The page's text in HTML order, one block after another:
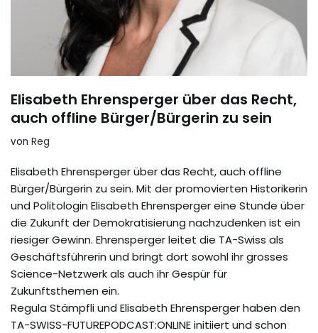
Elisabeth Ehrensperger über das Recht,
auch offline Bürger/Bürgerin zu sein
von Reg
Elisabeth Ehrensperger über das Recht, auch offline
Bürger/Bürgerin zu sein. Mit der promovierten Historikerin
und Politologin Elisabeth Ehrensperger eine Stunde über
die Zukunft der Demokratisierung nachzudenken ist ein
riesiger Gewinn. Ehrensperger leitet die TA-Swiss als
Geschäftsführerin und bringt dort sowohl ihr grosses
Science-Netzwerk als auch ihr Gespür für
Zukunftsthemen ein.
Regula Stämpfli und Elisabeth Ehrensperger haben den
TA-SWISS-FUTUREPODCAST:ONLINE initiiert und schon